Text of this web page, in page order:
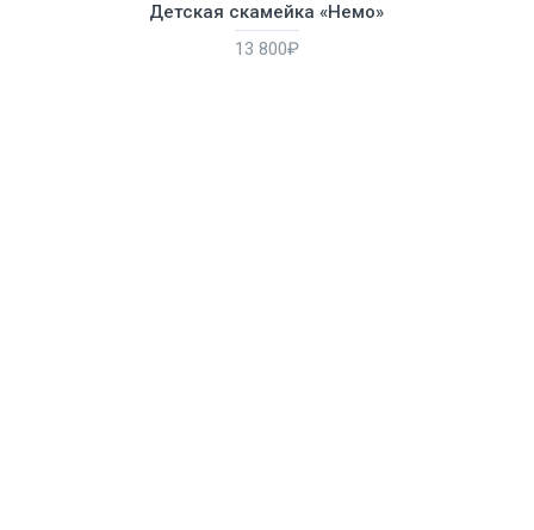
Детская скамейка «Немо»
13 800₽